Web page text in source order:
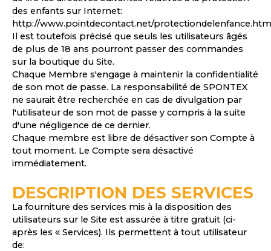
des enfants sur Internet:
http://www.pointdecontact.net/
Il est toutefois précisé que seuls les utilisateurs âgés
de plus de 18 ans pourront passer des commandes
sur la boutique du Site.
Chaque Membre s'engage à maintenir la confidentialité
de son mot de passe. La responsabilité de SPONTEX
ne saurait être recherchée en cas de divulgation par
l'utilisateur de son mot de passe y compris à la suite
d'une négligence de ce dernier.
Chaque membre est libre de désactiver son Compte à
tout moment. Le Compte sera désactivé
immédiatement.
DESCRIPTION DES SERVICES
La fourniture des services mis à la disposition des
utilisateurs sur le Site est assurée à titre gratuit (ci-
après les « Services). Ils permettent à tout utilisateur
de: